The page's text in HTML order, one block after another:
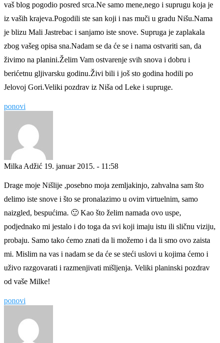
vaš blog pogodio posred srca.Ne samo mene,nego i suprugu koja je
iz vaših krajeva.Pogodili ste san koji i nas muči u gradu Nišu.Nama
je blizu Mali Jastrebac i sanjamo iste snove. Supruga je zaplakala
zbog vašeg opisa sna.Nadam se da će se i nama ostvariti san, da
živimo na planini.Želim Vam ostvarenje svih snova i dobru i
berićetnu gljivarsku godinu.Živi bili i još sto godina hodili po
Jelovoj Gori.Veliki pozdrav iz Niša od Leke i supruge.
ponovi
Milka Adžić 19. januar 2015. - 11:58
Drage moje Nišlije ,posebno moja zemljakinjo, zahvalna sam što
delimo iste snove i što se pronalazimo u ovim virtuelnim, samo
naizgled, bespućima. 🙂 Kao što želim namada ovo uspe,
podjednako mi jestalo i do toga da svi koji imaju istu ili sličnu viziju,
probaju. Samo tako ćemo znati da li možemo i da li smo ovo zaista
mi. Mislim na vas i nadam se da će se steći uslovi u kojima ćemo i
uživo razgovarati i razmenjivati mišljenja. Veliki planinski pozdrav
od vaše Milke!
ponovi